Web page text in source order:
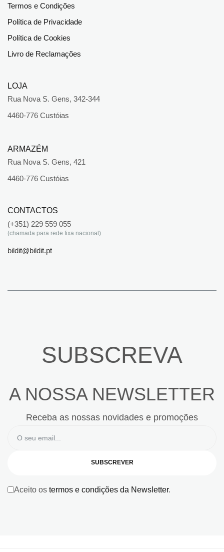
Termos e Condições
Política de Privacidade
Política de Cookies
Livro de Reclamações
LOJA
Rua Nova S. Gens, 342-344
4460-776 Custóias
ARMAZÉM
Rua Nova S. Gens, 421
4460-776 Custóias
CONTACTOS
(+351) 229 559 055
(chamada para rede fixa nacional)
bildit@bildit.pt
SUBSCREVA
A NOSSA NEWSLETTER
Receba as nossas novidades e promoções
SUBSCREVER
Aceito os termos e condições da Newsletter.